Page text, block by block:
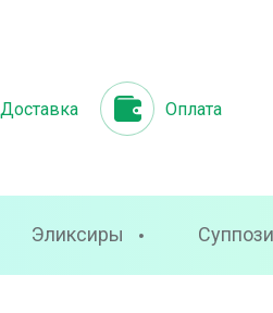
Доставка Оплата
Эликсиры